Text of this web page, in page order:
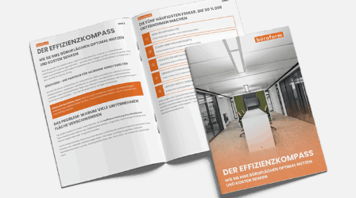
Wir begleiten Sie mit Innovation und
Expertise durch die sich verändernde
Arbeitswelt. Unser interdisziplinäres
Team aus Arbeitsplatzberatern,
Innenarchitekten, Büroraumplanern,
Möbel-Designern, Projektmanagern
und Produktexperten entwickelt
zukunftsweisende Lösungen für